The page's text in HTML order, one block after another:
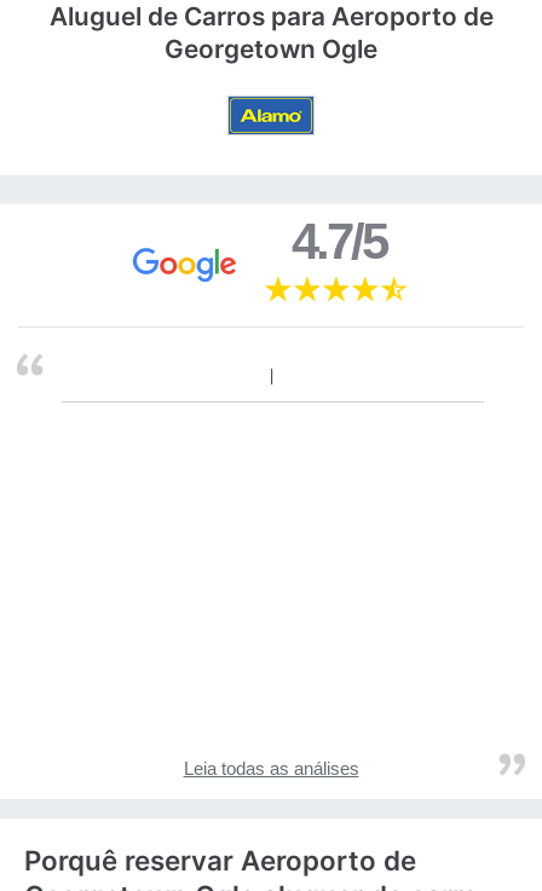
Aluguel de Carros para Aeroporto de
Georgetown Ogle
4.7/5
Leia todas as análises
Porquê reservar Aeroporto de